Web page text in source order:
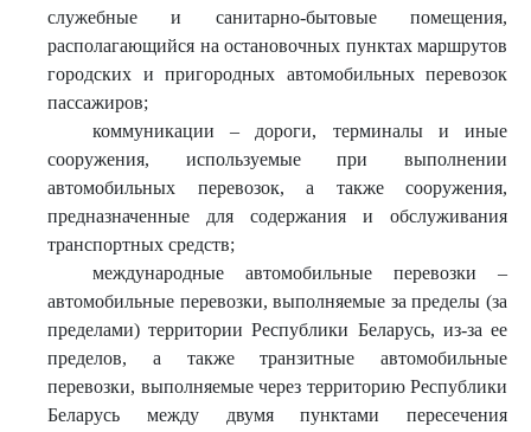
служебные и санитарно-бытовые помещения,
располагающийся на остановочных пунктах маршрутов
городских и пригородных автомобильных перевозок
пассажиров;
коммуникации – дороги, терминалы и иные
сооружения, используемые при выполнении
автомобильных перевозок, а также сооружения,
предназначенные для содержания и обслуживания
транспортных средств;
международные автомобильные перевозки –
автомобильные перевозки, выполняемые за пределы (за
пределами) территории Республики Беларусь, из-за ее
пределов, а также транзитные автомобильные
перевозки, выполняемые через территорию Республики
Беларусь между двумя пунктами пересечения